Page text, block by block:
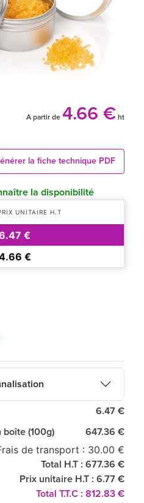
A partir de 4.66 € ht
la fiche technique PDF
la disponibilité
UNITAIRE H.T
€
€
6.47 €
boîte (100g) 647.36 €
de transport : 30.00 €
Total H.T : 677.36 €
Prix unitaire H.T : 6.77 €
Total T.T.C : 812.83 €